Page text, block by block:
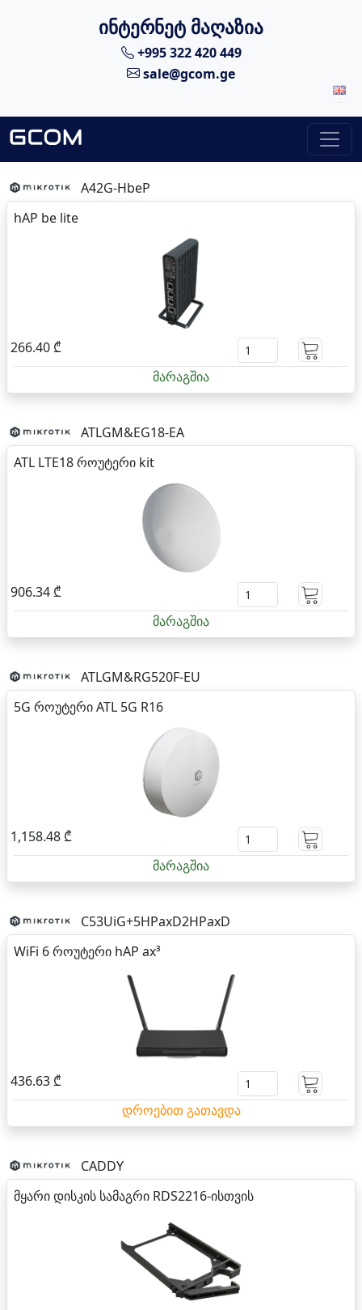
ინტერნეტ მაღაზია
+995 322 420 449
sale@gcom.ge
A42G-HbeP
hAP be lite
266.40 ₾
მარაგშია
ATLGM&EG18-EA
ATL LTE18 როუტერი kit
906.34 ₾
მარაგშია
ATLGM&RG520F-EU
5G როუტერი ATL 5G R16
1,158.48 ₾
მარაგშია
C53UiG+5HPaxD2HPaxD
WiFi 6 როუტერი hAP ax³
436.63 ₾
დროებით გათავდა
CADDY
მყარი დისკის სამაგრი RDS2216-ისთვის